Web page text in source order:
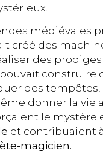
médiévales
créé des
des prodiges
construire
des tempêtes,
donner la vie
le mystère
et contribuaient
magicien.